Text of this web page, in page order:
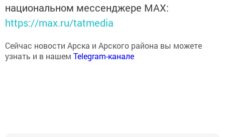
национальном мессенджере MАХ:
https://max.ru/tatmedia
Сейчас новости Арска и Арского района вы можете
узнать и в нашем Telegram-канале